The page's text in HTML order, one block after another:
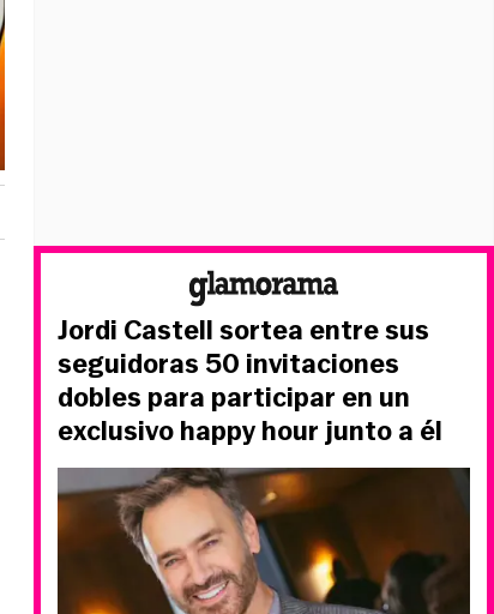
Jordi Castell sortea entre sus
seguidoras 50 invitaciones
dobles para participar en un
exclusivo happy hour junto a él